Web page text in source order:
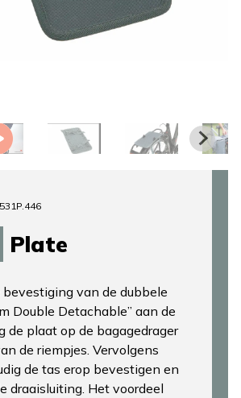
Plate
bevestiging van de dubbele
Double Detachable” aan de
de plaat op de bagagedrager
de riempjes. Vervolgens
de tas erop bevestigen en
draaisluiting. Het voordeel